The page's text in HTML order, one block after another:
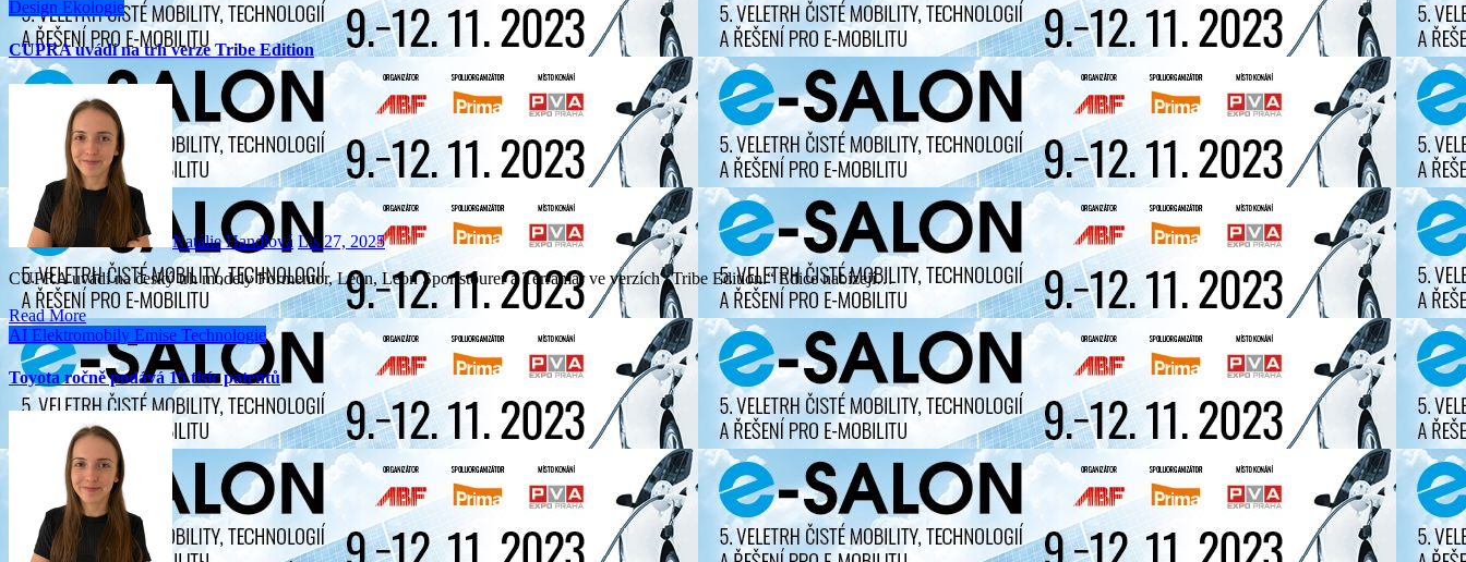
Design Ekologie
CUPRA uvádí na trh verze Tribe Edition
Natálie Handlová Lis 27, 2025
CUPRA uvádí na český trh modely Formentor, Leon, Leon Sportstourer a Terramar ve verzích „Tribe Edition.“ Edice nabízejí…
Read More
AI Elektromobily Emise Technologie
Toyota ročně podává 15 tisíc patentů